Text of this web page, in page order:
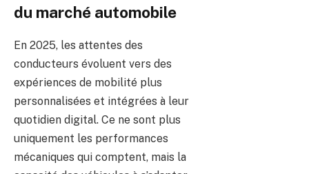
du marché automobile
En 2025, les attentes des
conducteurs évoluent vers des
expériences de mobilité plus
personnalisées et intégrées à leur
quotidien digital. Ce ne sont plus
uniquement les performances
mécaniques qui comptent, mais la